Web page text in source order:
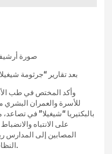
صورة
بعد تقارير “جرثومة
وأكد المختص في طب
للأسرة والعمران البشري
بالبكتيريا “شيغيلا” في
على الانتباه
المصابين إلى المدارس
النظافة لوقف انتقال العدوى خلال أيام.